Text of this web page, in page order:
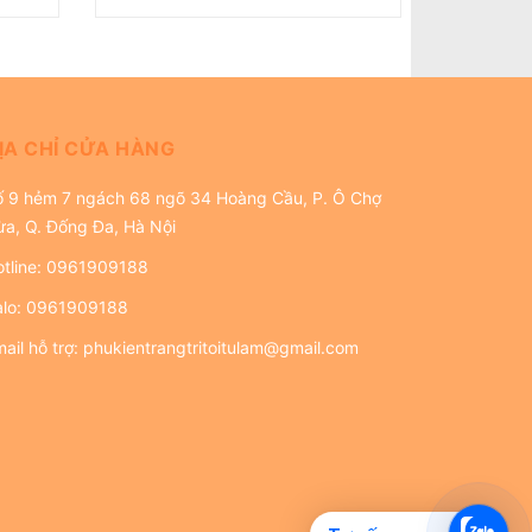
CHỈ CỬA HÀNG
9 hẻm 7 ngách 68 ngõ 34 Hoàng Cầu, P. Ô Chợ
Q. Đống Đa, Hà Nội
0961909188
0961909188
hỗ trợ: phukientrangtritoitulam@gmail.com